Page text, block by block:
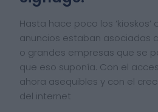
Hasta hace poco los
anuncios estaban asociadas
o grandes empresas que se
que eso suponía. Con el
ahora asequibles y con el
del internet